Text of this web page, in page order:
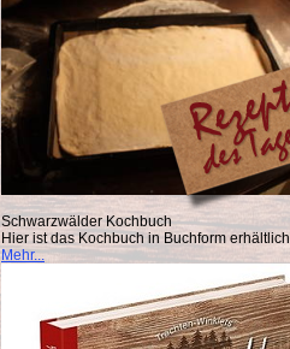
Schwarzwälder Kochbuch
Hier ist das Kochbuch in Buchform erhältlich
Mehr...